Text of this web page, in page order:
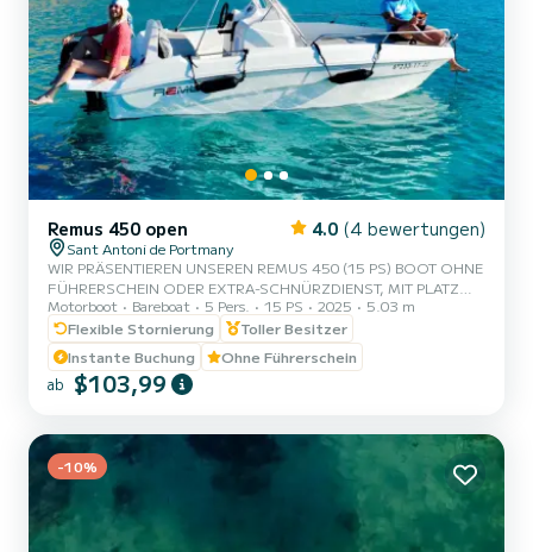
Remus 450 open 4.0 (4 bewertungen)
Sant Antoni de Portmany
WIR PRÄSENTIEREN UNSEREN REMUS 450 (15 PS) BOOT OHNE
FÜHRERSCHEIN ODER EXTRA-SCHNÜRZDIENST, MIT PLATZ
FÜR 5 PERSONEN. BEI IHRER MIETE INKLUSIVE GRATIS PADDLE
SURFEN UND SCHNORCHEL-MASKEN. MIT DIESEM BOOT
ERLEBEN SIE EINE UNVERGESSLICHE ERFAHRUNG AUF DER
INSEL IBIZA️. **PAARAKTION - VERLANGEN SIE IHR GESCHENK
BEI IHRER ERFAHRUNG.** VORTEILE BEI DER BUCHUNG DIESES
SCHNORCHEL-MASKEN GRATIS...
Motorboot Bareboat 5 Pers. 15 PS 2025
5.03 m
Flexible Stornierung
Toller Besitzer
Instante Buchung
Ohne Führerschein
ab $103,99
-10%